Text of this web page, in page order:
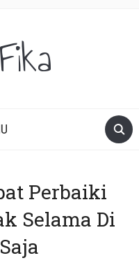
Perbaiki
Selama Di